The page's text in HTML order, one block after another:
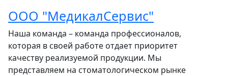
ООО "МедикалСервис"
Наша команда – команда профессионалов,
которая в своей работе отдает приоритет
качеству реализуемой продукции. Мы
представляем на стоматологическом рынке